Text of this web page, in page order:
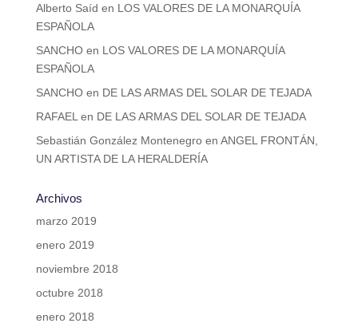
Alberto Saíd en LOS VALORES DE LA MONARQUÍA
ESPAÑOLA
SANCHOen LOS VALORES DE LA MONARQUÍA
ESPAÑOLA
SANCHOen DE LAS ARMAS DEL SOLAR DE TEJADA
RAFAEL en DE LAS ARMAS DEL SOLAR DE TEJADA
Sebastián González Montenegroen ANGEL FRONTÁN,
UN ARTISTA DE LA HERALDERÍA
Archivos
marzo 2019
enero 2019
noviembre 2018
octubre 2018
enero 2018